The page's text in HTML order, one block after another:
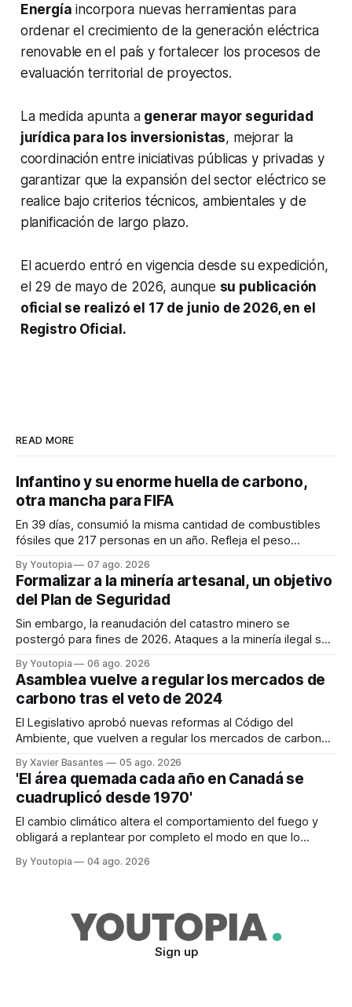
Energía incorpora nuevas herramientas para
ordenar el crecimiento de la generación eléctrica
renovable en el país y fortalecer los procesos de
evaluación territorial de proyectos.
La medida apunta a generar mayor seguridad
jurídica para los inversionistas, mejorar la
coordinación entre iniciativas públicas y privadas y
garantizar que la expansión del sector eléctrico se
realice bajo criterios técnicos, ambientales y de
planificación de largo plazo.
El acuerdo entró en vigencia desde su expedición,
el 29 de mayo de 2026, aunque su publicación
oficial se realizó el 17 de junio de 2026, en el
Registro Oficial.
READ MORE
Infantino y su enorme huella de carbono,
otra mancha para FIFA
En 39 días, consumió la misma cantidad de combustibles
fósiles que 217 personas en un año. Refleja el peso
By Youtopia 07 ago. 2026
Formalizar a la minería artesanal, un objetivo
del Plan de Seguridad
Sin embargo, la reanudación del catastro minero se
postergó para fines de 2026. Ataques a la minería ilegal se
By Youtopia 06 ago. 2026
Asamblea vuelve a regular los mercados de
carbono tras el veto de 2024
El Legislativo aprobó nuevas reformas al Código del
Ambiente, que vuelven a regular los mercados de carbono,
By Xavier Basantes 05 ago. 2026
'El área quemada cada año en Canadá se
cuadruplicó desde 1970'
El cambio climático altera el comportamiento del fuego y
obligará a replantear por completo el modo en que lo
By Youtopia 04 ago. 2026
Sign up